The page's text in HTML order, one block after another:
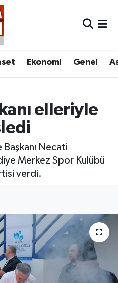
Ekonomi Genel
elleriyle
Necati
Merkez Spor Kulübü
verdi.
Haritası
ve Fikstür